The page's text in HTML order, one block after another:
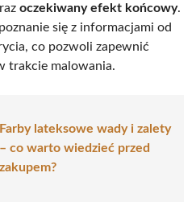
oczekiwany efekt końcowy.
się z informacjami od
co pozwoli zapewnić
trakcie malowania.
Farby lateksowe wady i zalety
– co warto wiedzieć przed
zakupem?